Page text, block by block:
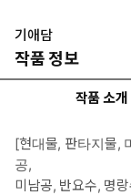
기애담
작품 정보
작품 소개
[현대물, 판타지물,
공,
미남공, 반요수, 명